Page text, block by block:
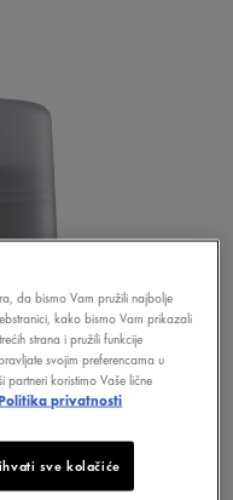
da bismo Vam pružili najbolje
kako bismo Vam prikazali
strana i pružili funkcije
svojim preferencama u
koristimo Vaše lične
privatnosti
sve kolačiće